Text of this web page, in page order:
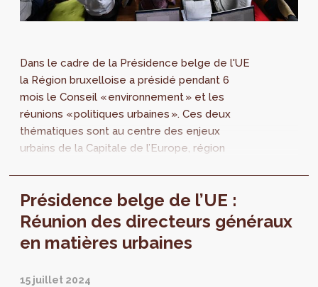
Dans le cadre de la Présidence belge de l'UE
la Région bruxelloise a présidé pendant 6
mois le Conseil « environnement » et les
réunions « politiques urbaines ». Ces deux
thématiques sont au centre des enjeux
urbains de la Capitale de l’Europe, région
elles opportunes pour le développement
régional ? On en débat le 6 novembre !
Présidence belge de l’UE :
Réunion des directeurs généraux
en matières urbaines
15 juillet 2024